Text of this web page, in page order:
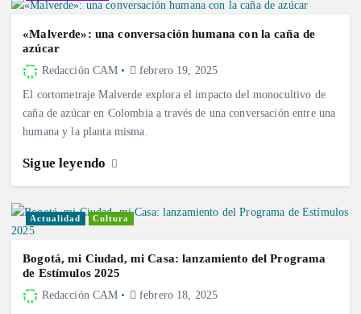
«Malverde»: una conversación humana con la caña de
azúcar
Redacción CAM febrero 19, 2025
El cortometraje Malverde explora el impacto del monocultivo de
caña de azúcar en Colombia a través de una conversación entre una
humana y la planta misma.
Sigue leyendo
Actualidad Cultura
Bogotá, mi Ciudad, mi Casa: lanzamiento del Programa
de Estímulos 2025
Redacción CAM febrero 18, 2025